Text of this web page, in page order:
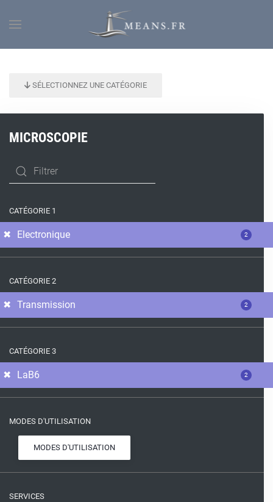
SÉLECTIONNEZ UNE CATÉGORIE
MICROSCOPIE
CATÉGORIE 1
Electronique 2
CATÉGORIE 2
Transmission 2
CATÉGORIE 3
LaB6 2
MODES D'UTILISATION
MODES D'UTILISATION
SERVICES